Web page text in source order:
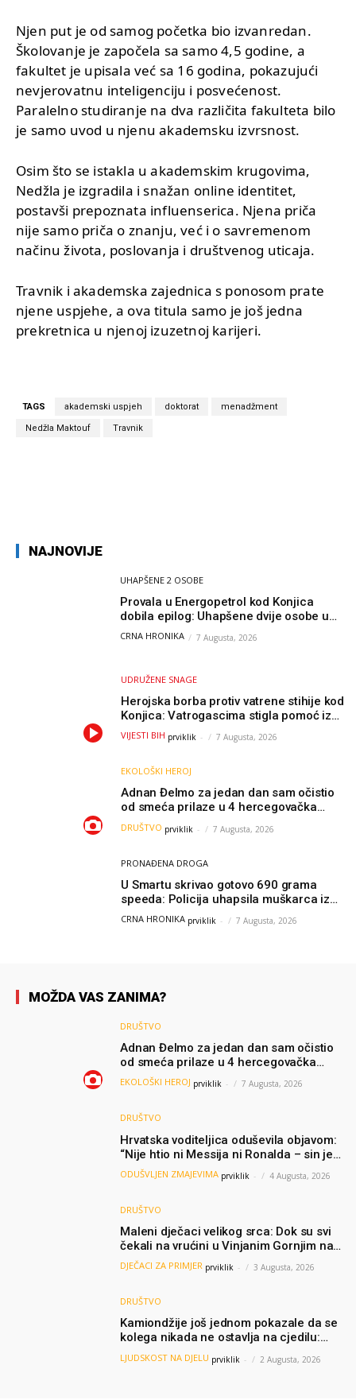
Njen put je od samog početka bio izvanredan.
Školovanje je započela sa samo 4,5 godine, a
fakultet je upisala već sa 16 godina, pokazujući
nevjerovatnu inteligenciju i posvećenost.
Paralelno studiranje na dva različita fakulteta bilo
je samo uvod u njenu akademsku izvrsnost.
Osim što se istakla u akademskim krugovima,
Nedžla je izgradila i snažan online identitet,
postavši prepoznata influenserica. Njena priča
nije samo priča o znanju, već i o savremenom
načinu života, poslovanja i društvenog uticaja.
Travnik i akademska zajednica s ponosom prate
njene uspjehe, a ova titula samo je još jedna
prekretnica u njenoj izuzetnoj karijeri.
TAGS akademski uspjeh doktorat menadžment
Nedžla Maktouf Travnik
NAJNOVIJE
UHAPŠENE 2 OSOBE
Provala u Energopetrol kod Konjica
dobila epilog: Uhapšene dvije osobe u
Čapljini i Jablanici
CRNA HRONIKA 7 Augusta, 2026
UDRUŽENE SNAGE
Herojska borba protiv vatrene stihije kod
Konjica: Vatrogascima stigla pomoć iz
Sarajeva, helikopteri i Air Tractori
udružili snage
VIJESTI BIH prviklik - 7 Augusta, 2026
EKOLOŠKI HEROJ
Adnan Đelmo za jedan dan sam očistio
od smeća prilaze u 4 hercegovačka
grada: “Danas nisam čistio samo smeće,
čistio sam sliku o nama”
DRUŠTVO prviklik - 7 Augusta, 2026
PRONAĐENA DROGA
U Smartu skrivao gotovo 690 grama
speeda: Policija uhapsila muškarca iz
Hercegovine
CRNA HRONIKA prviklik - 7 Augusta, 2026
MOŽDA VAS ZANIMA?
DRUŠTVO
Adnan Đelmo za jedan dan sam očistio
od smeća prilaze u 4 hercegovačka
grada: “Danas nisam čistio samo smeće,
čistio sam sliku o nama”
EKOLOŠKI HEROJ prviklik - 7 Augusta, 2026
DRUŠTVO
Hrvatska voditeljica oduševila objavom:
“Nije htio ni Messija ni Ronalda – sin je
želio samo dres Bosne”
ODUŠVLJEN ZMAJEVIMA prviklik - 4 Augusta, 2026
DRUŠTVO
Maleni dječaci velikog srca: Dok su svi
čekali na vrućini u Vinjanim Gornjim na
granici, Ljubi i Šime su dijelili vodu
putnicima
DJEČACI ZA PRIMJER prviklik - 3 Augusta, 2026
DRUŠTVO
Kamiondžije još jednom pokazale da se
kolega nikada ne ostavlja na cjedilu:
Priča iz Hamburga dirnula mnoge
LJUDSKOST NA DJELU prviklik - 2 Augusta, 2026